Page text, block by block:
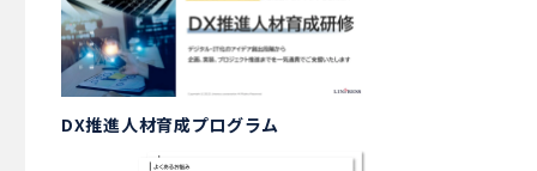
DX推進人材育成プログラム